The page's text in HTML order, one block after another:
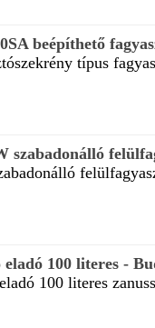
beépíthető
típus
szabadonálló
100 literes -
100 literes